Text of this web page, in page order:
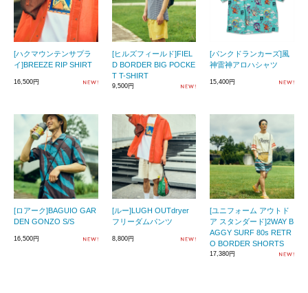
[ハクマウンテンサプラ
イ]BREEZE RIP SHIRT
16,500円
[ヒルズフィールド]FIEL
D BORDER BIG POCKE
T T-SHIRT
9,500円
[パンクドランカーズ]風
神雷神アロハシャツ
15,400円
[ロアーク]BAGUIO GAR
DEN GONZO S/S
16,500円
[ルー]LUGH OUTdryer
フリーダムパンツ
8,800円
[ユニフォーム アウトド
ア スタンダード]2WAY B
AGGY SURF 80s RETR
O BORDER SHORTS
17,380円